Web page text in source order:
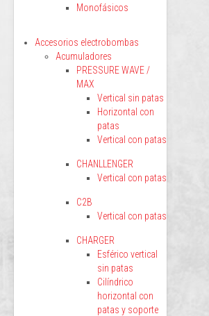
Monofásicos
Accesorios electrobombas
Acumuladores
PRESSURE WAVE /
MAX
Vertical sin patas
Horizontal con
patas
Vertical con patas
CHANLLENGER
Vertical con patas
C2B
Vertical con patas
CHARGER
Esférico vertical
sin patas
Cilíndrico
horizontal con
patas y soporte